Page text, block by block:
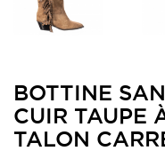
BOTTINE
CUIR TAUPE
TALON